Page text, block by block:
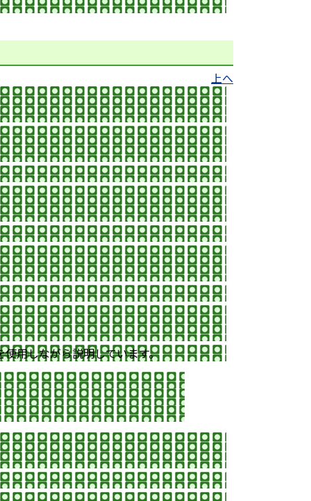
上へ
用しながら説明しています。